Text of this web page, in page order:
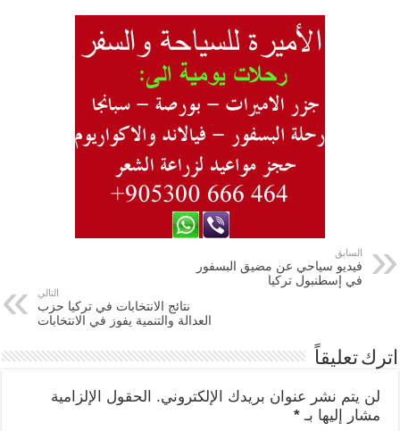
السابق
فيديو سياحي عن مضيق البسفور
في إسطنبول تركيا
التالي
نتائج الانتخابات في تركيا حزب
العدالة والتنمية يفوز في الانتخابات
اترك تعليقاً
لن يتم نشر عنوان بريدك الإلكتروني. الحقول الإلزامية
مشار إليها بـ*